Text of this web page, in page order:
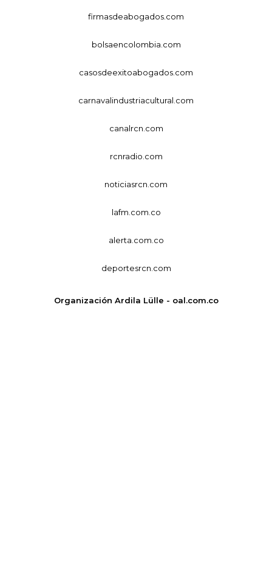
firmasdeabogados.com
bolsaencolombia.com
casosdeexitoabogados.com
carnavalindustriacultural.com
canalrcn.com
rcnradio.com
noticiasrcn.com
lafm.com.co
alerta.com.co
deportesrcn.com
Organización Ardila Lülle - oal.com.co